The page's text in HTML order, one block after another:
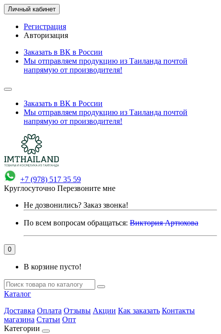
Личный кабинет
Регистрация
Авторизация
Заказать в ВК в России
Мы отправляем продукцию из Таиланда почтой
напрямую от производителя!
Заказать в ВК в России
Мы отправляем продукцию из Таиланда почтой
напрямую от производителя!
+7 (978) 517 35 59
Круглосуточно Перезвоните мне
Не дозвонились? Заказ звонка!
По всем вопросам обращаться: Виктория Артюхова
0
В корзине пусто!
Каталог
Доставка Оплата Отзывы Акции Как заказать Контакты
магазина Статьи Опт
Категории